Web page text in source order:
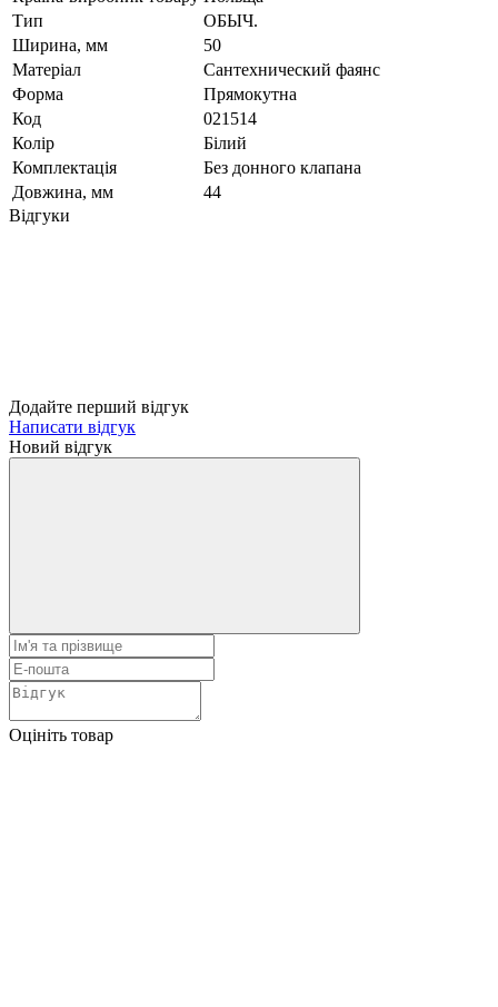
Тип
ОБЫЧ.
Ширина, мм
50
Матеріал
Сантехнический фаянс
Форма
Прямокутна
Код
021514
Колір
Білий
Комплектація
Без донного клапана
Довжина, мм
44
Відгуки
Додайте перший відгук
Написати відгук
Новий відгук
Оцініть товар